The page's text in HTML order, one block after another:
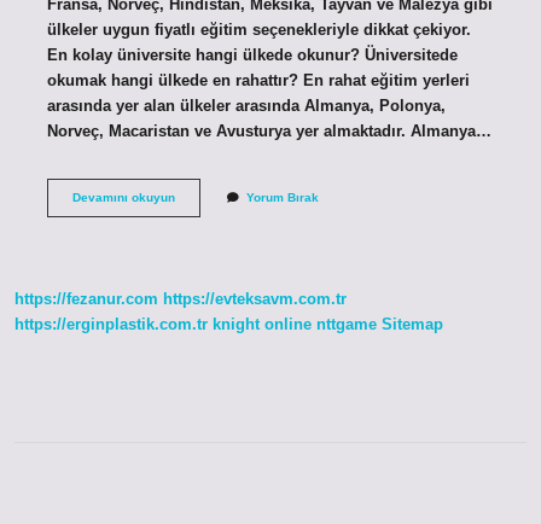
Fransa, Norveç, Hindistan, Meksika, Tayvan ve Malezya gibi
ülkeler uygun fiyatlı eğitim seçenekleriyle dikkat çekiyor.
En kolay üniversite hangi ülkede okunur? Üniversitede
okumak hangi ülkede en rahattır? En rahat eğitim yerleri
arasında yer alan ülkeler arasında Almanya, Polonya,
Norveç, Macaristan ve Avusturya yer almaktadır. Almanya…
Devamını okuyunEn
Yorum Bırak
https://fezanur.com https://evteksavm.com.tr
https://erginplastik.com.tr knight online nttgame Sitemap